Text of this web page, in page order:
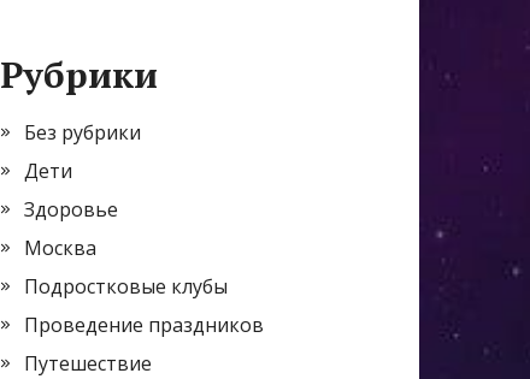
Рубрики
Без рубрики
Дети
Здоровье
Москва
Подростковые клубы
Проведение праздников
Путешествие